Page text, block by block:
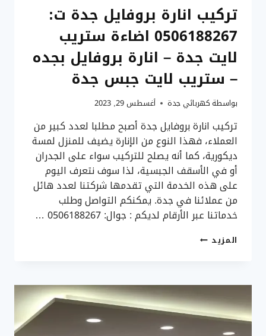
تركيب انارة بروفايل جدة ت:
0506188267 اضاءة ستريب
لايت جدة – انارة بروفايل بجده
– ستريب لايت جبس جدة
بواسطة كهربائي جدة أغسطس 29, 2023
تركيب انارة بروفايل جدة أصبح مطلبا لعدد كبير من
العملاء، فهذا النوع من الإنارة يضيف للمنزل لمسة
ديكورية، كما أنه يصلح للتركيب سواء على الجدران
أو في الأسقف الجبسية، لذا سوف نتعرف اليوم
على هذه الخدمة التي تقدمها شركتنا لعدد هائل
من عملائنا في جدة. يمكنكم التواصل وطلب
خدماتنا عبر الأرقام لديكم : جوال: 0506188267 …
المزيد تركيب
ت:
0506188267
اضاءة
ستريب